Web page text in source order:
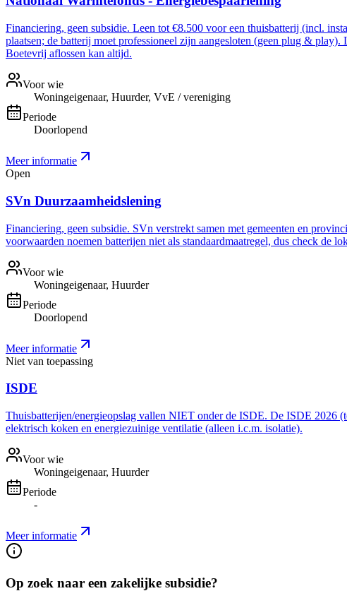
Financiering, geen subsidie. Leen tot €8.500 voor een thuisbatterij (incl.
plaatsen; de batterij moet professioneel zijn aangesloten (geen plug &
Boetevrij aflossen kan altijd.
Voor wie
Woningeigenaar, Huurder, VvE / vereniging
Periode
Doorlopend
Meer informatie
Open
SVn Duurzaamheidslening
Financiering, geen subsidie. SVn verstrekt samen met gemeenten en
voorwaarden noemen batterijen niet als standaardmaatregel, dus check de
Voor wie
Woningeigenaar, Huurder
Periode
Doorlopend
Meer informatie
Niet van toepassing
ISDE
Thuisbatterijen/energieopslag vallen NIET onder de ISDE. De ISDE 2026
elektrisch koken en energiezuinige ventilatie (alleen i.c.m. isolatie).
Voor wie
Woningeigenaar, Huurder
Periode
-
Meer informatie
Op zoek naar een zakelijke subsidie?